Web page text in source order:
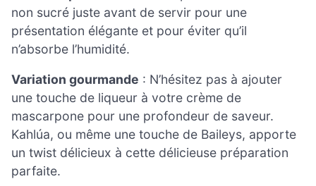
non sucré juste avant de servir pour une
présentation élégante et pour éviter qu’il
n’absorbe l’humidité.
Variation gourmande : N’hésitez pas à ajouter
une touche de liqueur à votre crème de
mascarpone pour une profondeur de saveur.
Kahlúa, ou même une touche de Baileys, apporte
un twist délicieux à cette délicieuse préparation
parfaite.